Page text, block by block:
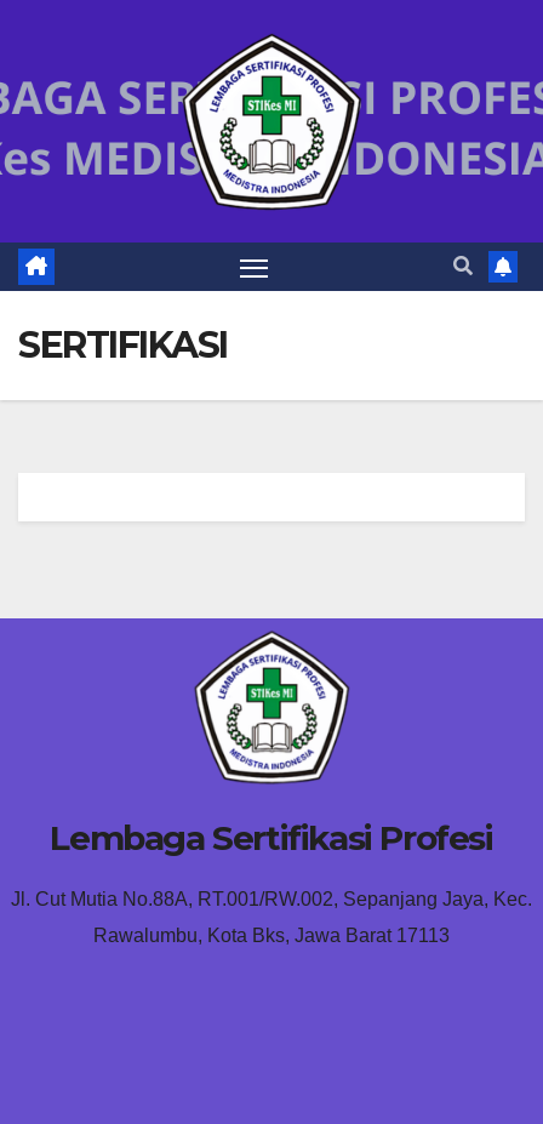
SERTIFIKASI
Lembaga Sertifikasi Profesi
Jl. Cut Mutia No.88A, RT.001/RW.002, Sepanjang Jaya, Kec.
Rawalumbu, Kota Bks, Jawa Barat 17113